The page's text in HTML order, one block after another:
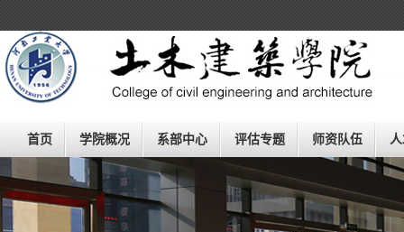
欢迎进入河南工业大学土木工程学院 （建筑学院）！
首页 学院概况 系部中心 评估专题 师资队伍